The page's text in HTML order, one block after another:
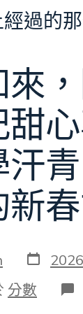
過的
新
發
表
日
期
分數